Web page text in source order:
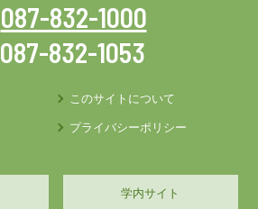
087-832-1000
087-832-1053
このサイトについて
プライバシーポリシー
学内サイト